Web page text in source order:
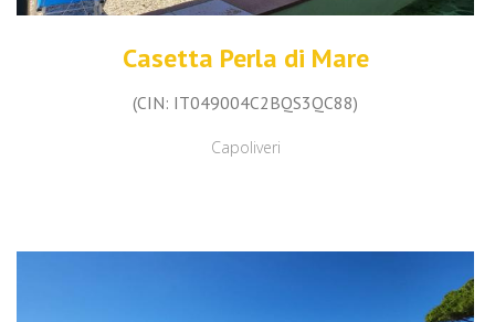
Casetta Perla di Mare
(CIN: IT049004C2BQS3QC88)
Capoliveri